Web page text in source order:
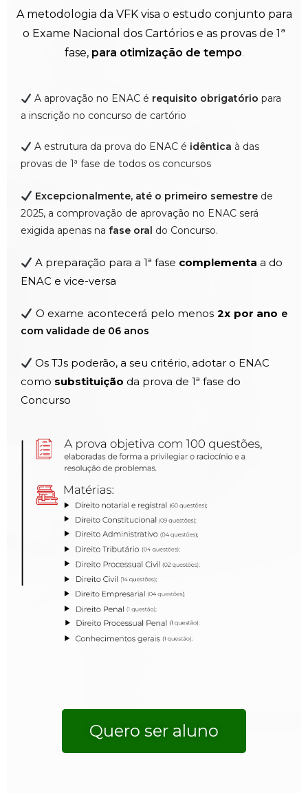
A metodologia da VFK visa o estudo conjunto para
o Exame Nacional dos Cartórios e as provas de 1ª
fase,para otimização de tempo.
A aprovação no ENAC é requisito obrigatório para
a inscrição no concurso de cartório
A estrutura da prova do ENAC é idêntica à das
provas de 1ª fase de todos os concursos
Excepcionalmente, até o primeiro semestre de
2025, a comprovação de aprovação no ENAC será
exigida apenas na fase oral do Concurso.
A preparação para a 1ª fase complementa a do
ENAC e vice-versa
O exame acontecerá pelo menos2x por ano e
com validade de 06 anos
Os TJs poderão, a seu critério, adotar o ENAC
como substituição da prova de 1ª fase do
Concurso
Quero ser aluno